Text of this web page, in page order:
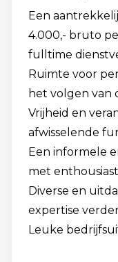
Een
4.000,- bruto
fulltime
Ruimte voor
het volgen van
Vrijheid en
afwisselende
Een informele
met
Diverse en
expertise
Leuke